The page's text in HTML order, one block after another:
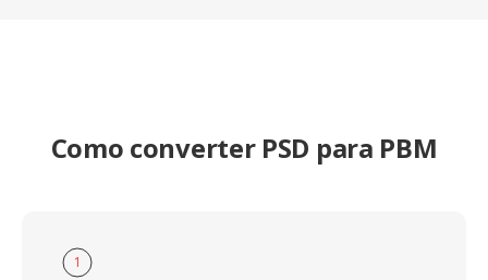
Como converter PSD para PBM
1